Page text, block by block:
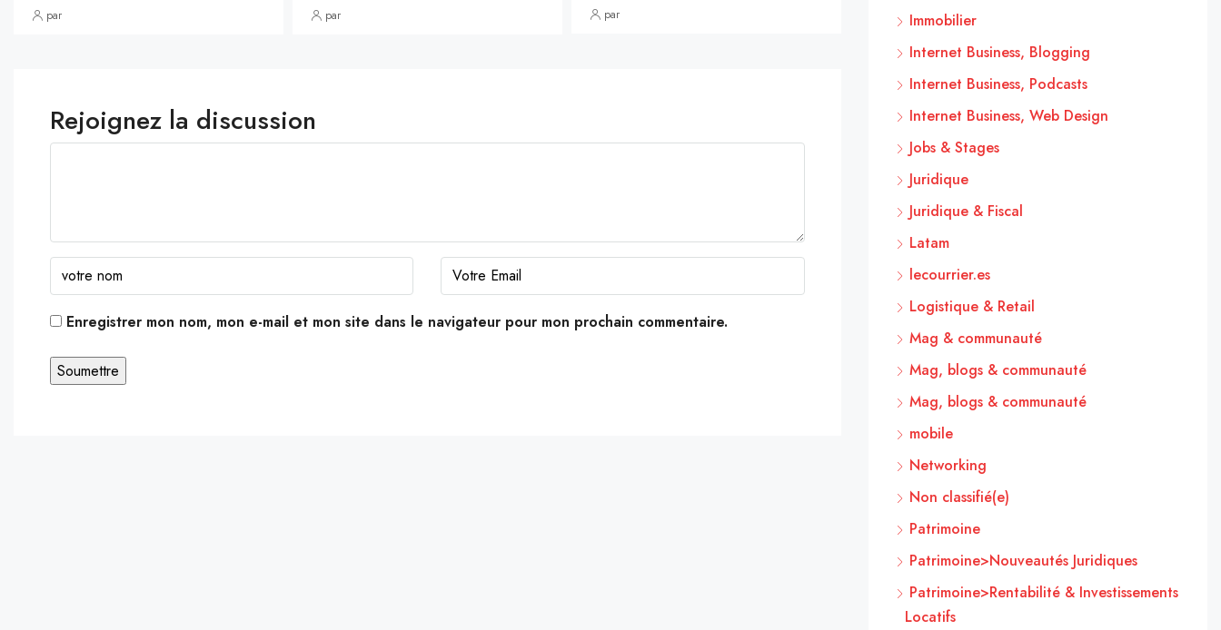
par par par
Rejoignez la discussion
Enregistrer mon nom, mon e-mail et mon site dans le navigateur pour mon prochain commentaire.
Immobilier
Internet Business, Blogging
Internet Business, Podcasts
Internet Business, Web Design
Jobs & Stages
Juridique
Juridique & Fiscal
Latam
lecourrier.es
Logistique & Retail
Mag & communauté
Mag, blogs & communauté
Mag, blogs & communauté
mobile
Networking
Non classifié(e)
Patrimoine
Patrimoine>Nouveautés Juridiques
Patrimoine>Rentabilité & Investissements
Locatifs